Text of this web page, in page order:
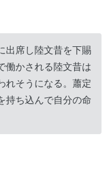
出席し陸文昔を下賜
働かされる陸文昔は
れそうになる。蕭定
持ち込んで自分の命